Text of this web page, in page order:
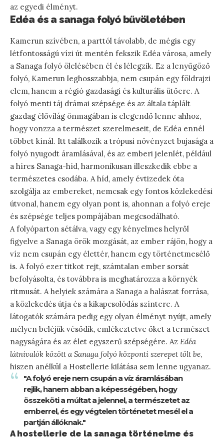
az egyedi élményt.
Edéa és a sanaga folyó bűvöletében
Kamerun szívében, a parttól távolabb, de mégis egy
létfontosságú vízi út mentén fekszik Edéa városa, amely
a Sanaga folyó ölelésében él és lélegzik. Ez a lenyűgöző
folyó, Kamerun leghosszabbja, nem csupán egy földrajzi
elem, hanem a régió gazdasági és kulturális ütőere. A
folyó menti táj drámai szépsége és az általa táplált
gazdag élővilág önmagában is elegendő lenne ahhoz,
hogy vonzza a természet szerelmeseit, de Edéa ennél
többet kínál. Itt találkozik a trópusi növényzet bujasága a
folyó nyugodt áramlásával, és az emberi jelenlét, például
a híres Sanaga-híd, harmonikusan illeszkedik ebbe a
természetes csodába. A híd, amely évtizedek óta
szolgálja az embereket, nemcsak egy fontos közlekedési
útvonal, hanem egy olyan pont is, ahonnan a folyó ereje
és szépsége teljes pompájában megcsodálható.
A folyóparton sétálva, vagy egy kényelmes helyről
figyelve a Sanaga örök mozgását, az ember rájön, hogy a
víz nem csupán egy élettér, hanem egy történetmesélő
is. A folyó ezer titkot rejt, számtalan ember sorsát
befolyásolta, és továbbra is meghatározza a környék
ritmusát. A helyiek számára a Sanaga a halászat forrása,
a közlekedés útja és a kikapcsolódás színtere. A
látogatók számára pedig egy olyan élményt nyújt, amely
mélyen beléjük vésődik, emlékeztetve őket a természet
nagyságára és az élet egyszerű szépségére. Az Edéa
látnivalók között a Sanaga folyó központi szerepet tölt be,
hiszen anélkül a Hostellerie kilátása sem lenne ugyanaz.
"A folyó ereje nem csupán a víz áramlásában
rejlik, hanem abban a képességében, hogy
összeköti a múltat a jelennel, a természetet az
emberrel, és egy végtelen történetet mesél el a
partján állóknak."
A hostellerie de la sanaga történelme és